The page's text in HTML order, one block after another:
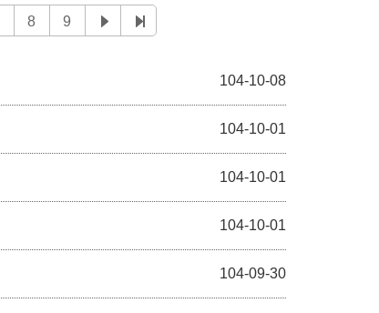
8 9
104-10-08
104-10-01
104-10-01
104-10-01
104-09-30